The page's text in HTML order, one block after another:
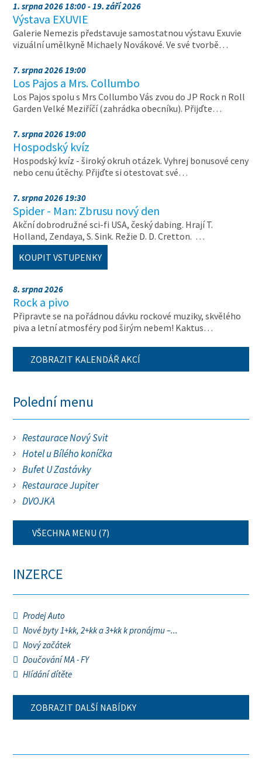
1. srpna 2026 18:00 - 19. září 2026
Výstava EXUVIE
Galerie Nemezis představuje samostatnou výstavu Exuvie
vizuální umělkyně Michaely Novákové. Ve své tvorbě…
7. srpna 2026 19:00
Los Pajos a Mrs. Collumbo
Los Pajos spolu s Mrs Collumbo Vás zvou do JP Rock n Roll
Garden Velké Meziříčí (zahrádka obecníku). Přijďte…
7. srpna 2026 19:00
Hospodský kvíz
Hospodský kvíz - široký okruh otázek. Vyhrej bonusové ceny
nebo cenu útěchy. Přijďte si otestovat své…
7. srpna 2026 19:30
Spider - Man: Zbrusu nový den
Akční dobrodružné sci-fi USA, český dabing. Hrají T.
Holland, Zendaya, S. Sink. Režie D. D. Cretton. …
KOUPIT VSTUPENKY
8. srpna 2026
Rock a pivo
Připravte se na pořádnou dávku rockové muziky, skvělého
piva a letní atmosféry pod širým nebem! Kaktus…
ZOBRAZIT KALENDÁŘ AKCÍ
Polední menu
Restaurace Nový Svit
Hotel u Bílého koníčka
Bufet U Zastávky
Restaurace Jupiter
DVOJKA
VŠECHNA MENU (7)
INZERCE
Prodej Auto
Nové byty 1+kk, 2+kk a 3+kk k pronájmu –...
Nový začátek
Doučování MA - FY
Hlídání dítěte
ZOBRAZIT DALŠÍ NABÍDKY